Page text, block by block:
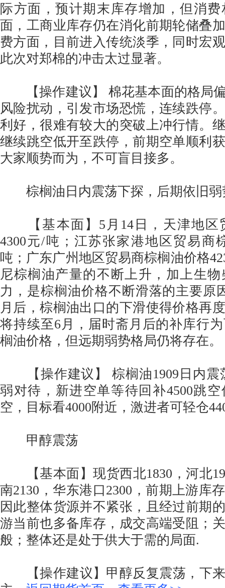
际方面，预计期末库存增加，但消
面，工商业库存仍在消化前期轮储叠
费方面，目前进入传统淡季，同时宏
此次对郑棉的冲击太过显著。
【操作建议】 棉花基本面的格局
风险扰动，引发市场恐慌，连续跌停
利好，很难有较大的突破上冲行情。
继续跳空低开至跌停，前期空单顺利
大家顺势而为，不可盲目接多。
棕榈油日内震荡下探，后期依旧弱
【基本面】5月14日，天津地区
4300元/吨；江苏张家港地区贸易商
吨；广东广州地区贸易商棕榈油价格
尼棕榈油产量的不断上升，加上生
力，是棕榈油价格不断滑落的主要原
月后，棕榈油出口的下滑使得价格再
将持续至6月，届时斋月后的补库行
榈油价格，但远期弱势格局仍将存在。
【操作建议】 棕榈油1909日内震
弱对待，新进空单等待回补4500跳
空，目标看4000附近，激进者可轻仓
甲醇震荡
【基本面】现货西北1830，河北
南2130，华东港口2300，前期上游库
因此整体货源并不紧张，且经过前期
游当前也多备库存，成交高端受阻；
般；整体还是处于供大于需的局面.
【操作建议】甲醇反复震荡，下来